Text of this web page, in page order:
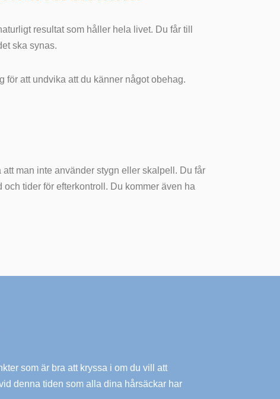
resultat som håller hela livet. Du får till
ska synas.
för att undvika att du känner något obehag.
man inte använder stygn eller skalpell. Du får
tider för efterkontroll. Du kommer även ha
som är bra att kryssa i om du vill att
denna tiden som alla dina hårsäckar har